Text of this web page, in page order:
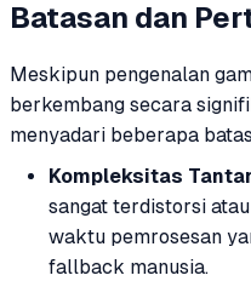
Batasan dan
Meskipun pengenalan
berkembang secara
menyadari beberapa
Kompleksitas
sangat terdistorsi
waktu pemrosesan
fallback manusia.